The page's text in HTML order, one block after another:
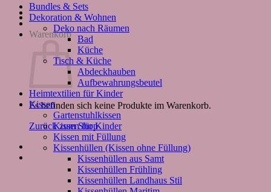
Warenkorb
Es befinden sich keine Produkte im Warenkorb.
Zurück zum Shop
Bundles & Sets
Dekoration & Wohnen
Deko nach Räumen
Bad
Küche
Tisch & Küche
Abdeckhauben
Aufbewahrungsbeutel
Heimtextilien für Kinder
Kissen
Gartenstuhlkissen
Kissen für Kinder
Kissen mit Füllung
Kissenhüllen (Kissen ohne Füllung)
Kissenhüllen aus Samt
Kissenhüllen Frühling
Kissenhüllen Landhaus Stil